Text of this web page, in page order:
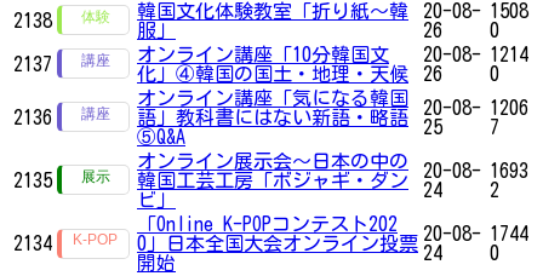
2138
韓国文化体験教室「折り紙〜韓
服」
20-08-
26
1508
0
2137
オンライン講座「10分韓国文
化」④韓国の国土・地理・天候
20-08-
26
1214
0
2136
オンライン講座「気になる韓国
語」教科書にはない新語・略語
⑤Q&A
20-08-
25
1206
7
2135
オンライン展示会〜日本の中の
韓国工芸工房「ボジャギ・ダン
ビ」
20-08-
24
1693
2
2134
「Online K-POPコンテスト202
0」日本全国大会オンライン投票
開始
20-08-
24
1744
0